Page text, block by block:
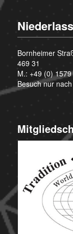
Bornheimer
469 31
M.: +49 (0)
Besuch nur